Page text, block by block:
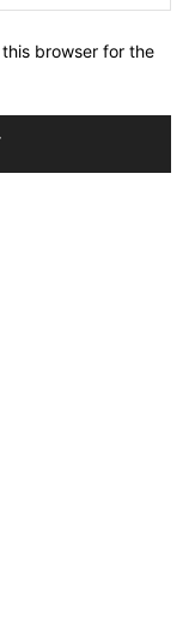
browser for the